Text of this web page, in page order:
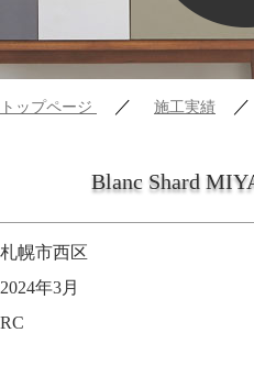
トップページ ／ 施工実績
Blanc Shard
札幌市西区
2024年3月
RC